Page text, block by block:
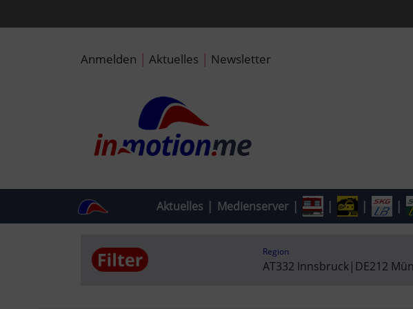
Anmelden | Aktuelles | Newsletter
Aktuelles | Medienserver | | | |
Region
AT332 Innsbruck| DE212